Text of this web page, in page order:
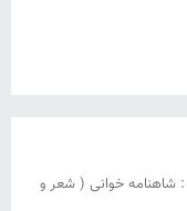
سبک اجرا شاهنامه : شاهنامه خوانی ( شعر و